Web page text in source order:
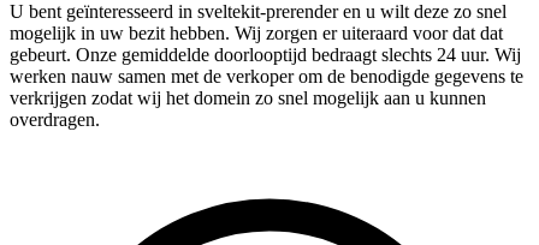
U bent geïnteresseerd in sveltekit-prerender en u wilt deze zo snel
mogelijk in uw bezit hebben. Wij zorgen er uiteraard voor dat dat
gebeurt. Onze gemiddelde doorlooptijd bedraagt slechts 24 uur. Wij
werken nauw samen met de verkoper om de benodigde gegevens te
verkrijgen zodat wij het domein zo snel mogelijk aan u kunnen
overdragen.